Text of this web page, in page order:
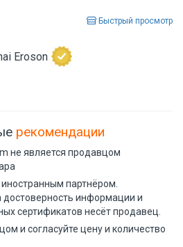
Быстрый просмотр
Eroson
рекомендации
не является продавцом
партнёром.
достоверность информации и
сертификатов несёт продавец.
и согласуйте цену и количество